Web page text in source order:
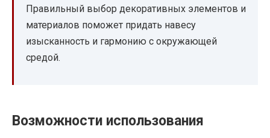
Правильный выбор декоративных элементов и
материалов поможет придать навесу
изысканность и гармонию с окружающей
средой.
Возможности использования